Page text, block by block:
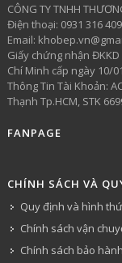
CÔNG TY TNHH
​Điện thoại: 0931 316
Email:
Giấy chứng nhận
Chí Minh cấp ngày 10/
Thông Tin Tài Khoản:
Thạnh Tp.HCM, STK
FANPAGE
CHÍNH SÁCH VÀ
Quy định và hình
Chính sách vận
Chính sách bảo hành